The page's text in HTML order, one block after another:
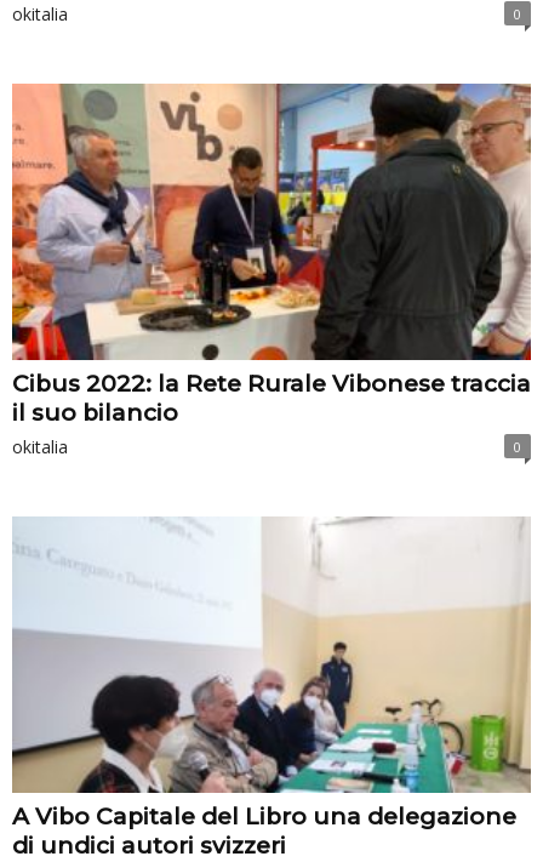
okitalia 0
Cibus 2022: la Rete Rurale Vibonese traccia
il suo bilancio
okitalia 0
A Vibo Capitale del Libro una delegazione
di undici autori svizzeri